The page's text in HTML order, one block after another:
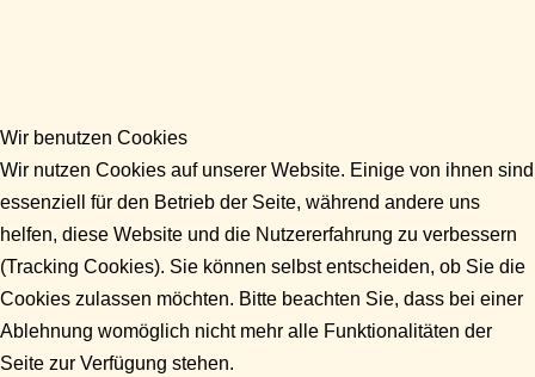
Wir benutzen Cookies
Wir nutzen Cookies auf unserer Website. Einige von ihnen sind
essenziell für den Betrieb der Seite, während andere uns
helfen, diese Website und die Nutzererfahrung zu verbessern
(Tracking Cookies). Sie können selbst entscheiden, ob Sie die
Cookies zulassen möchten. Bitte beachten Sie, dass bei einer
Ablehnung womöglich nicht mehr alle Funktionalitäten der
Seite zur Verfügung stehen.